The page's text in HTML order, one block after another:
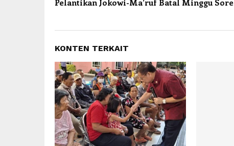
Pelantikan Jokowi-Ma’ruf Batal Minggu Sore
KONTEN TERKAIT